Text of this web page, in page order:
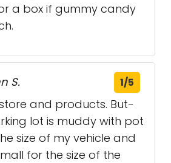
a box if gummy candy
S. 1/5
and products. But-
lot is muddy with pot
size of my vehicle and
for the size of the